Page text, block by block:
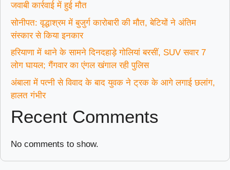
जवाबी कार्रवाई में हुई मौत
सोनीपत: वृद्धाश्रम में बुजुर्ग कारोबारी की मौत, बेटियों ने अंतिम
संस्कार से किया इनकार
हरियाणा में थाने के सामने दिनदहाड़े गोलियां बरसीं, SUV सवार 7
लोग घायल; गैंगवार का एंगल खंगाल रही पुलिस
अंबाला में पत्नी से विवाद के बाद युवक ने ट्रक के आगे लगाई छलांग,
हालत गंभीर
Recent Comments
No comments to show.